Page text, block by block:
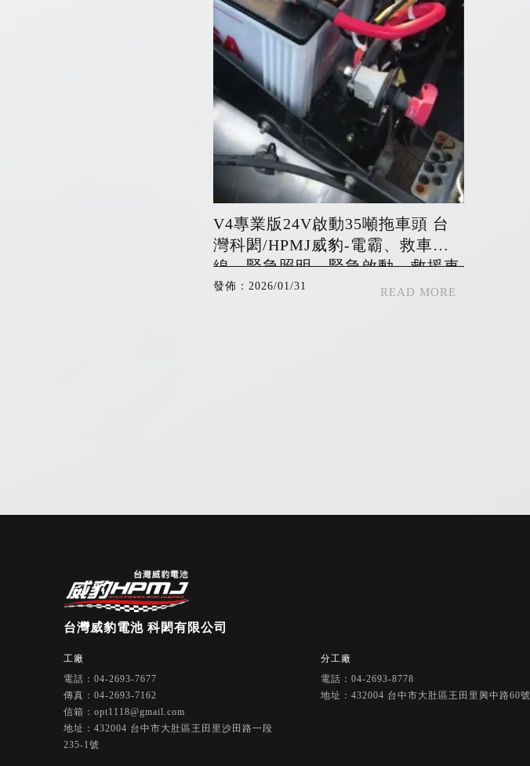
V4專業版24V啟動35噸拖車頭 台
灣科閎/HPMJ威豹-電霸、救車
線、緊急照明、緊急啟動、救援車
線製造專家
發佈：2026/01/31
工廠
電話：04-2693-7677
傳真：04-2693-7162
信箱：opt1118@gmail.com
地址：432004 台中市大肚區王田里沙田路一段
235-1號
分工廠
電話：04-2693-8778
地址：432004 台中市大肚區王田里興中路60號